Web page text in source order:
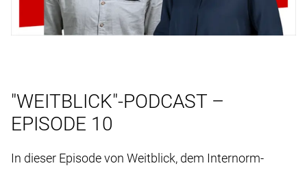
"WEITBLICK"-PODCAST –
EPISODE 10
In dieser Episode von Weitblick, dem Internorm-